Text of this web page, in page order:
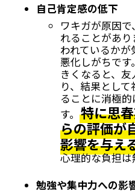
自己肯定感の低下
ワキガが原因
れることがあ
われているか
悪化しがちで
きくなると、
り、結果とし
ることに消極
す。 特に思
らの評価が
影響を与え
心理的な負担は
勉強や集中力への影